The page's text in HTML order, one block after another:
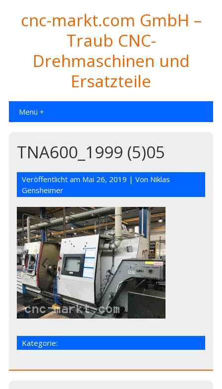
cnc-markt.com GmbH –
Traub CNC-
Drehmaschinen und
Ersatzteile
Menü +
TNA600_1999 (5)05
Veröffentlicht am Mai 26, 2019 | Von Niklas
Gensheimer
Kategorie: